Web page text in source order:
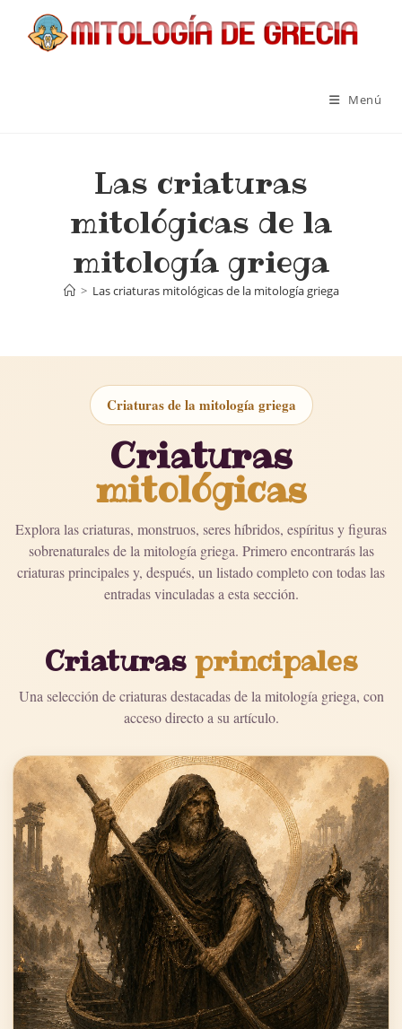
Menú
Las criaturas
mitológicas de la
mitología griega
> Las criaturas mitológicas de la mitología griega
Criaturas de la mitología griega
Criaturas
mitológicas
Explora las criaturas, monstruos, seres híbridos, espíritus y figuras
sobrenaturales de la mitología griega. Primero encontrarás las
criaturas principales y, después, un listado completo con todas las
entradas vinculadas a esta sección.
Criaturas principales
Una selección de criaturas destacadas de la mitología griega, con
acceso directo a su artículo.